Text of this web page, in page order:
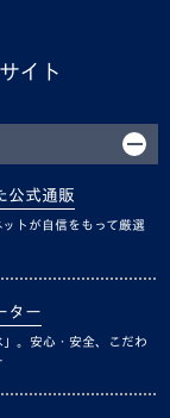
イト
公式通販
トが自信をもって厳選
ター
」。安心・安全、こだわ